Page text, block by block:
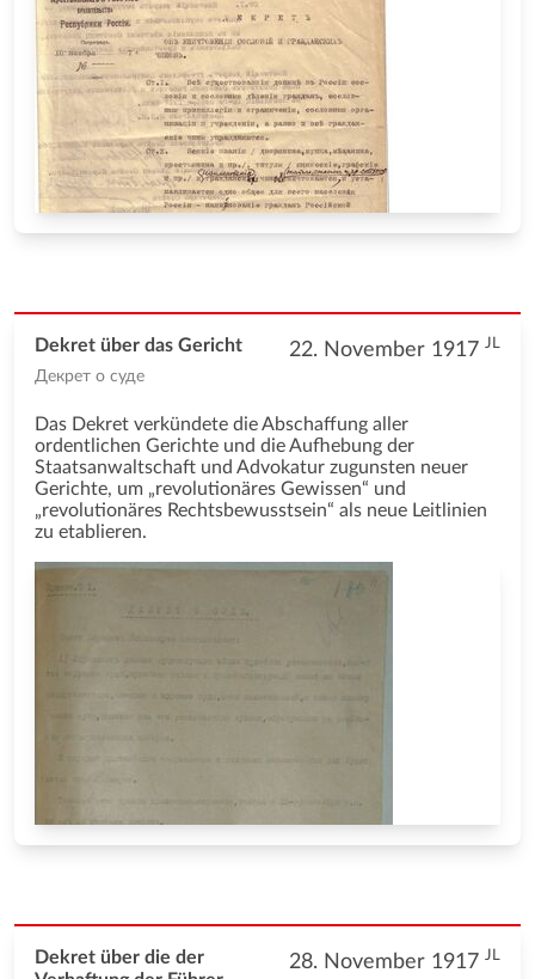
22. November 1917JL
Dekret über das Gericht
Декрет о суде
Das Dekret verkündete die Abschaffung aller
ordentlichen Gerichte und die Aufhebung der
Staatsanwaltschaft und Advokatur zugunsten neuer
Gerichte, um „revolutionäres Gewissen“ und
„revolutionäres Rechtsbewusstsein“ als neue Leitlinien
zu etablieren.
28. November 1917JL
Dekret über die der